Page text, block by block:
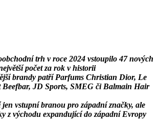
trh v roce 2024 vstoupilo 47 nových
počet za rok v historii
brandy patří Parfums Christian Dior, Le
Beefbar, JD Sports, SMEG či Balmain Hair
jen vstupní branou pro západní značky, ale
z východu expandující do západní Evropy